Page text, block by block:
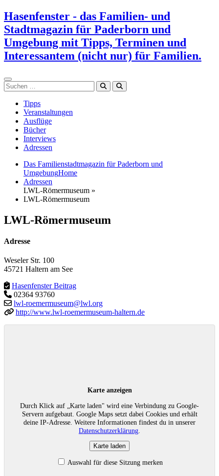
Zum
Inhalt
springen
Hasenfenster - das Familien- und
Stadtmagazin für Paderborn und
Umgebung mit Tipps, Terminen und
Interessantem (nicht nur) für Familien.
Suchen
Tipps
Veranstaltungen
Ausflüge
Bücher
Interviews
Adressen
Das Familienstadtmagazin für Paderborn und
UmgebungHome
Adressen
LWL-Römermuseum »
LWL-Römermuseum
LWL-Römermuseum
Adresse
Weseler Str. 100
45721 Haltern am See
Hasenfenster Beitrag
02364 93760
lwl-roemermuseum@lwl.org
http://www.lwl-roemermuseum-haltern.de
Karte anzeigen
Durch Klick auf „Karte laden" wird eine Verbindung zu Google-
Servern aufgebaut. Google Maps setzt dabei Cookies und erhält
deine IP-Adresse. Weitere Informationen findest du in unserer
Datenschutzerklärung
Karte laden
Auswahl für diese Sitzung merken